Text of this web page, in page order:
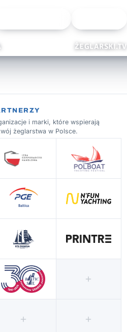
ŻEGLARSKI.TV
i marki, które wspierają
żeglarstwa w Polsce.